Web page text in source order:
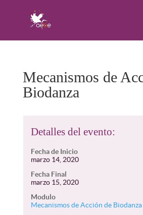
Mecanismos de
Biodanza
Detalles del evento:
Fecha de Inicio
marzo 14, 2020
Fecha Final
marzo 15, 2020
Modulo
Mecanismos de Acción de Biodanza